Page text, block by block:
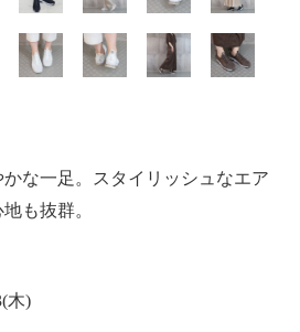
な一足。スタイリッシュなエア
も抜群。
木)